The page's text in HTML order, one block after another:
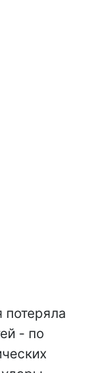
потеряла
- по